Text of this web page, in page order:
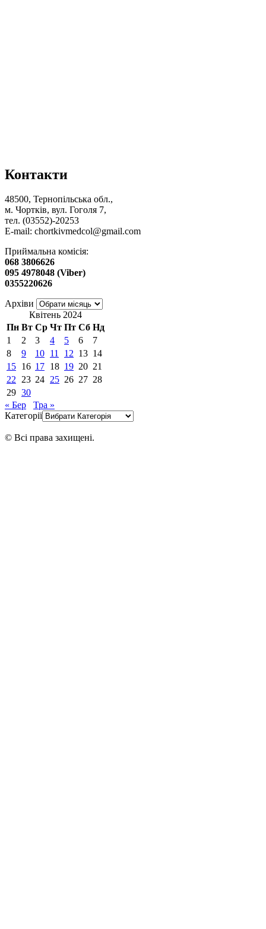
Контакти
48500, Тернопільська обл.,
м. Чортків, вул. Гоголя 7,
тел. (03552)-20253
E-mail: chortkivmedcol@gmail.com
Приймальна комісія:
068 3806626
095 4978048 (Viber)
0355220626
Архіви
Квітень 2024
Пн Вт Ср Чт Пт Сб Нд
1
2 3 4 5 6
7
8
9 10 11 12 13 14
15 16 17 18 19 20 21
22 23 24 25 26 27 28
29 30
« Бер
Тра »
Категорії
© Всі права захищені.